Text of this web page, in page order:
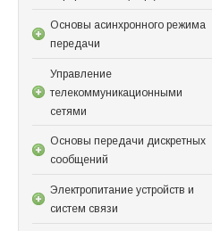
Основы асинхронного режима
передачи
Управление
телекоммуникационными
сетями
Основы передачи дискретных
сообщений
Электропитание устройств и
систем связи